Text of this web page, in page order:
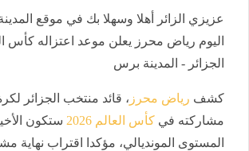
عزيزي الزائر أهلا وسهلا بك في موقع
اليوم رياض محرز يعلن موعد اعتزاله كأس
الجزائر - المدينة برس
كشف رياض محرز ، قائد منتخب الجزائر
مشاركته في كأس العالم 2026
ستكون
المستوى المونديالي، مؤكدا اقتراب نهاية